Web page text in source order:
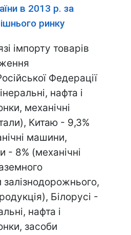
в 2013 р. за
ринку
імпорту товарів
Федерації
нафта і
механічні
Китаю - 9,3%
машини,
- 8% (механічні
Білорусі -
нафта і
засоби